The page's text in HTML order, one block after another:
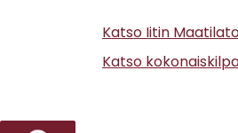
Katso Iitin
Katso